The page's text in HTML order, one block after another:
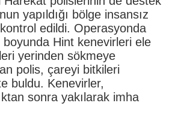
yapıldığı bölge insansız
edildi. Operasyonda
boyunda Hint kenevirleri ele
yerinden sökmeye
polis, çareyi bitkileri
buldu. Kenevirler,
sonra yakılarak imha